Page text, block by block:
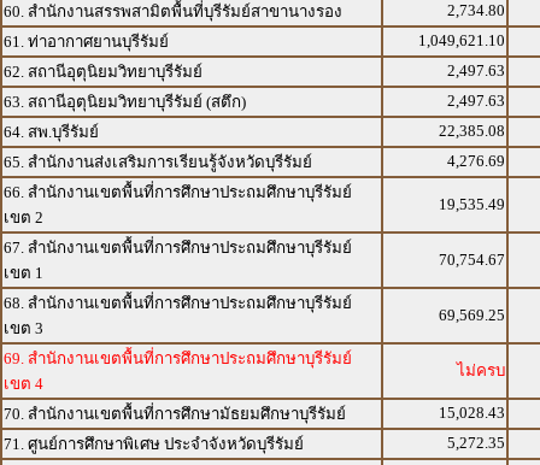
60. สำนักงานสรรพสามิตพื้นที่บุรีรัมย์สาขานางรอง
2,734.80
61. ท่าอากาศยานบุรีรัมย์
1,049,621.10
62. สถานีอุตุนิยมวิทยาบุรีรัมย์
2,497.63
63. สถานีอุตุนิยมวิทยาบุรีรัมย์ (สตึก)
2,497.63
64. สพ.บุรีรัมย์
22,385.08
65. สำนักงานส่งเสริมการเรียนรู้จังหวัดบุรีรัมย์
4,276.69
66. สำนักงานเขตพื้นที่การศึกษาประถมศึกษาบุรีรัมย์
เขต 2
19,535.49
67. สำนักงานเขตพื้นที่การศึกษาประถมศึกษาบุรีรัมย์
เขต 1
70,754.67
68. สำนักงานเขตพื้นที่การศึกษาประถมศึกษาบุรีรัมย์
เขต 3
69,569.25
69. สำนักงานเขตพื้นที่การศึกษาประถมศึกษาบุรีรัมย์
เขต 4
ไม่ครบ
70. สำนักงานเขตพื้นที่การศึกษามัธยมศึกษาบุรีรัมย์
15,028.43
71. ศูนย์การศึกษาพิเศษ ประจำจังหวัดบุรีรัมย์
5,272.35